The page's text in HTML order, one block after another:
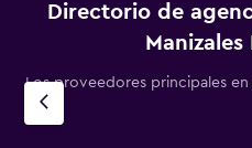
Directorio de
Manizales
Los proveedores principales en